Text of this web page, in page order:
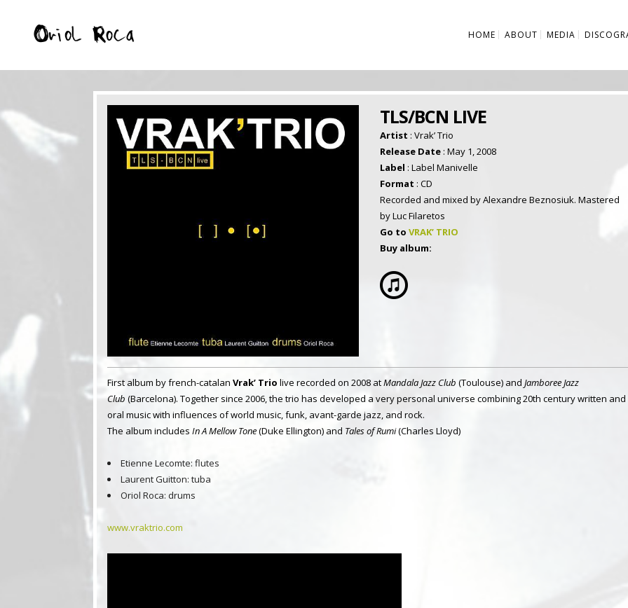
HOME ABOUT MEDIA
TLS/BCN LIVE
Artist : Vrak’ Trio
Release Date : May 1, 2008
Label : Label Manivelle
Format : CD
Recorded and mixed by Alexandre Beznosiuk. Mastered
by Luc Filaretos
Go toVRAK’ TRIO
Buy album:
First album by french-catalan Vrak’ Trio live recorded on 2008 atMandala Jazz Club (Toulouse) and Jamboree Jazz
Club (Barcelona). Together since 2006, the trio has developed a very personal universe combining 20th century written and
oral music with influences of world music, funk, avant-garde jazz, and rock.
The album includes In A Mellow Tone(Duke Ellington) and Tales of Rumi(Charles Lloyd)
Etienne Lecomte: flutes
Laurent Guitton: tuba
Oriol Roca: drums
www.vraktrio.com